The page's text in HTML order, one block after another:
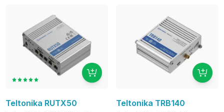
Teltonika RUTX50 Teltonika TRB140